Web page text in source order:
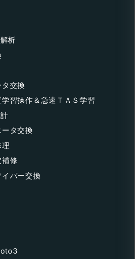
析
交換
習操作＆急速ＴＡＳ学習
ータ交換
修
パー交換